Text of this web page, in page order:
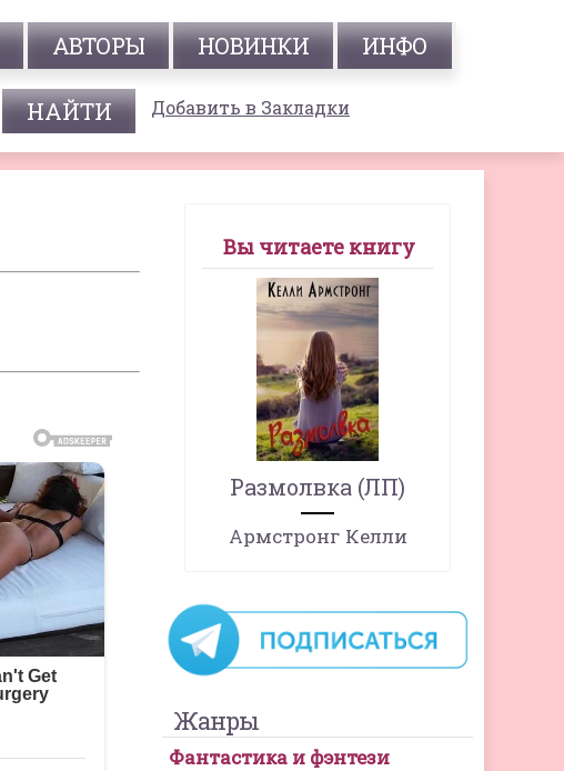
АВТОРЫ НОВИНКИ ИНФО
Добавить в Закладки
Вы читаете книгу
Размолвка (ЛП)
Армстронг Келли
Жанры
Фантастика и фэнтези